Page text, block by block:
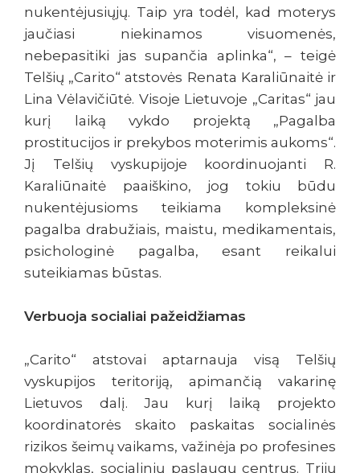
nukentėjusiųjų. Taip yra todėl, kad moterys
jaučiasi niekinamos visuomenės,
nebepasitiki jas supančia aplinka“, – teigė
Telšių „Carito“ atstovės Renata Karaliūnaitė ir
Lina Vėlavičiūtė. Visoje Lietuvoje „Caritas“ jau
kurį laiką vykdo projektą „Pagalba
prostitucijos ir prekybos moterimis aukoms“.
Jį Telšių vyskupijoje koordinuojanti R.
Karaliūnaitė paaiškino, jog tokiu būdu
nukentėjusioms teikiama kompleksinė
pagalba drabužiais, maistu, medikamentais,
psichologinė pagalba, esant reikalui
suteikiamas būstas.
Verbuoja socialiai pažeidžiamas
„Carito“ atstovai aptarnauja visą Telšių
vyskupijos teritoriją, apimančią vakarinę
Lietuvos dalį. Jau kurį laiką projekto
koordinatorės skaito paskaitas socialinės
rizikos šeimų vaikams, važinėja po profesines
mokyklas, socialinių paslaugų centrus. Trijų